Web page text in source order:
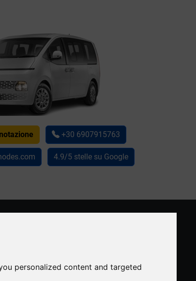
+30 6907915763
4.9/5 stelle su Google
personalized content and targeted